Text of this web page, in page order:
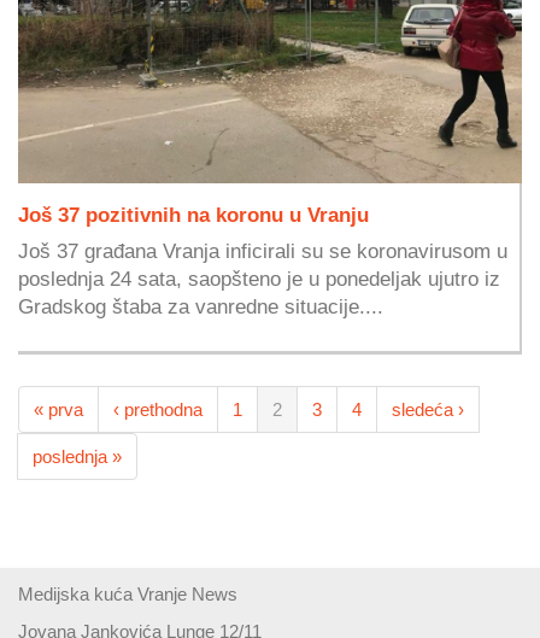
Još 37 pozitivnih na koronu u Vranju
Još 37 građana Vranja inficirali su se koronavirusom u
poslednja 24 sata, saopšteno je u ponedeljak ujutro iz
Gradskog štaba za vanredne situacije....
« prva ‹ prethodna 1 2 3 4 sledeća ›
poslednja »
Medijska kuća Vranje News
Jovana Jankovića Lunge 12/11